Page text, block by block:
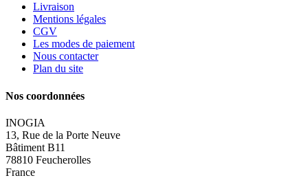
Livraison
Mentions légales
CGV
Les modes de paiement
Nous contacter
Plan du site
Nos coordonnées
INOGIA
13, Rue de la Porte Neuve
Bâtiment B11
78810 Feucherolles
France